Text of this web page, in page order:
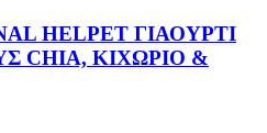
HELPET ΓΙΑΟΥΡΤΙ
CHIA, ΚΙΧΩΡΙΟ &